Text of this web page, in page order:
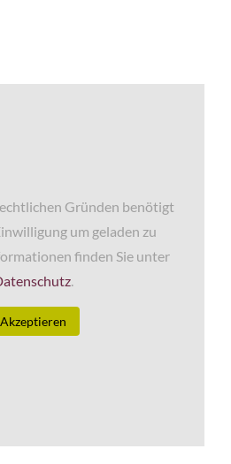
Gründen benötigt
um geladen zu
finden Sie unter
.
Akzeptieren